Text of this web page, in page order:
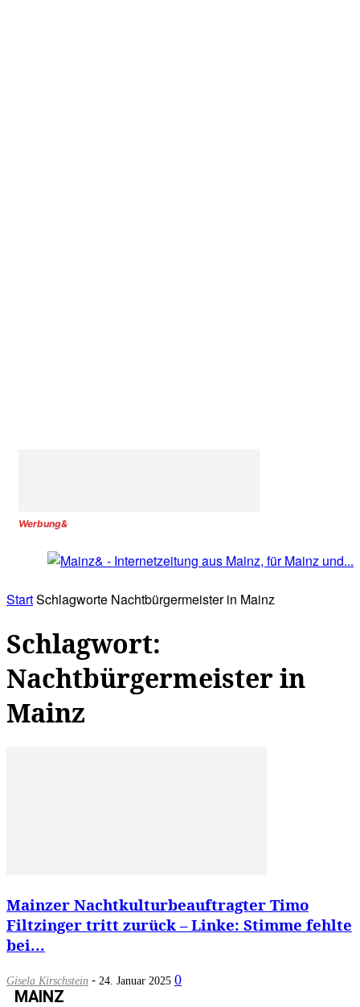
Werbung&
StartSchlagworte Nachtbürgermeister in Mainz
Schlagwort:
Nachtbürgermeister in
Mainz
Mainzer Nachtkulturbeauftragter Timo
Filtzinger tritt zurück – Linke: Stimme fehlte
bei...
Gisela Kirschstein - 24. Januar 2025 0
MAINZ